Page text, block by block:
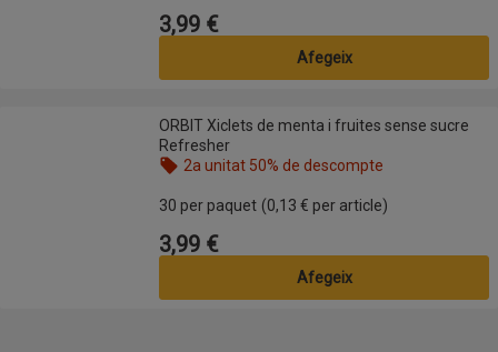
Preu
3,99 €
Afegeix
ORBIT Xiclets de menta i fruites sense sucre Refresher
ORBIT Xiclets de menta i fruites sense sucre
Refresher
2a unitat 50% de descompte
30 per paquet (0,13 € per article)
Preu
3,99 €
Afegeix